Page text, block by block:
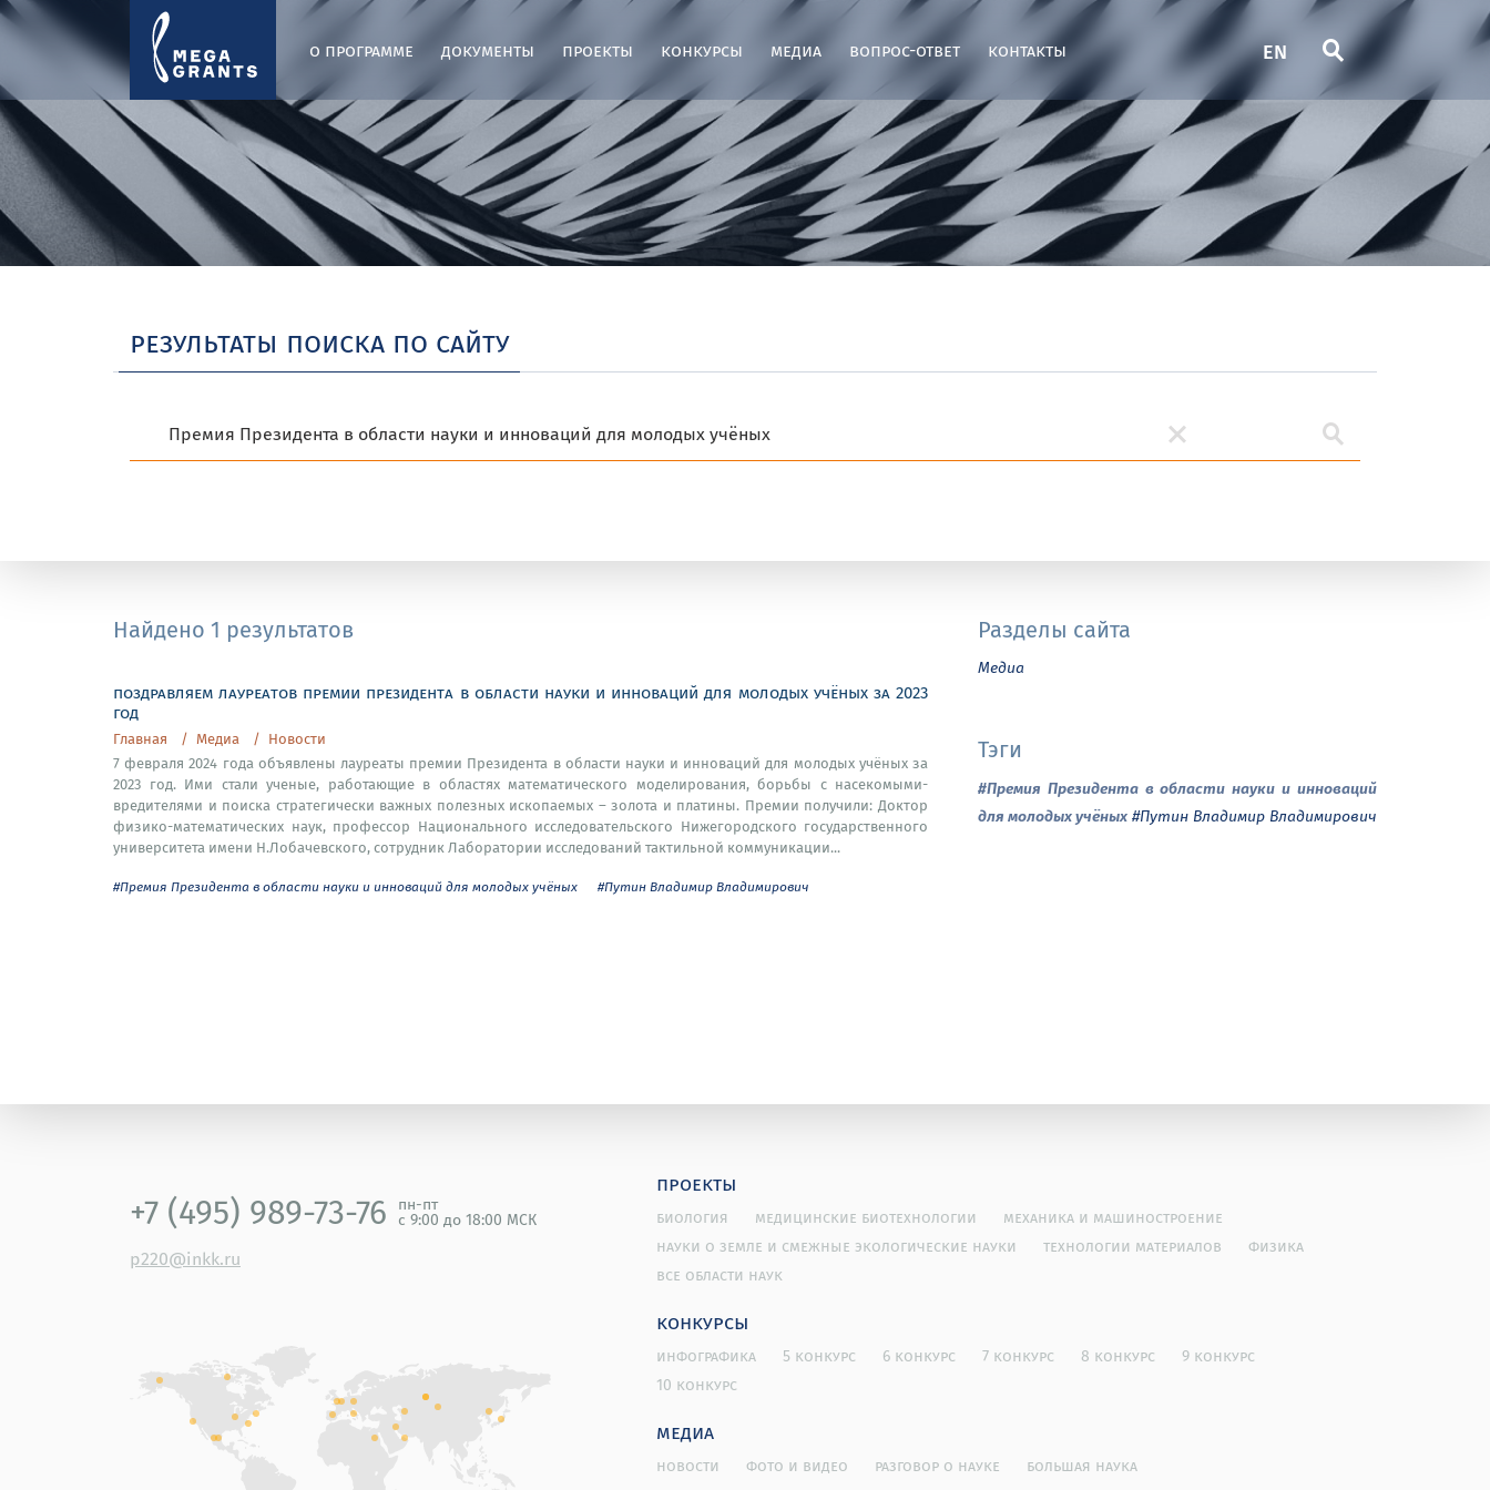
о программе документы проекты конкурсы медиа вопрос-ответ контакты EN
результаты поиска по сайту
Найдено 1 результатов
поздравляем лауреатов премии президента в области науки и инноваций для молодых учёных за 2023
год
Главная Медиа
Новости
7 февраля 2024 года объявлены лауреаты премии Президента в области науки и инноваций для молодых учёных за
2023 год. Ими стали ученые, работающие в областях математического моделирования, борьбы с насекомыми-
вредителями и поиска стратегически важных полезных ископаемых – золота и платины. Премии получили: Доктор
физико-математических наук, профессор Национального исследовательского Нижегородского государственного
университета имени Н.Лобачевского, сотрудник Лаборатории исследований тактильной коммуникации...
#Премия Президента в области науки и инноваций для молодых учёных #Путин Владимир Владимирович
Разделы сайта
Медиа
Тэги
#Премия Президента в области науки и инноваций
для молодых учёных #Путин Владимир Владимирович
+7 (495) 989-73-76 пн-пт
с 9:00 до 18:00 МСК
p220@inkk.ru
проекты
биология медицинские биотехнологии
механика и машиностроение
науки о земле и смежные экологические науки
технологии материалов
физика
все области наук
конкурсы
инфографика 5 конкурс 6 конкурс 7 конкурс 8 конкурс
9 конкурс
10 конкурс
медиа
новости фото и видео разговор о науке большая наука